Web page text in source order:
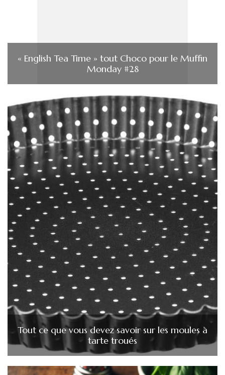
« English Tea Time » tout Choco pour le Muffin
Monday #28
Tout ce que vous devez savoir sur les moules à
tarte troués